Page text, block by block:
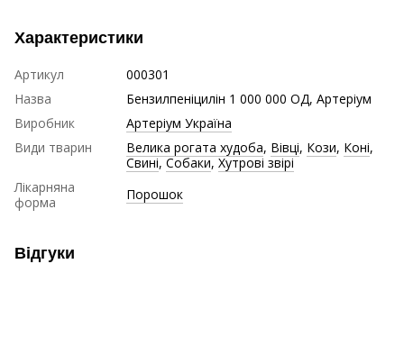
Характеристики
Артикул
000301
Назва
Бензилпеніцилін 1 000 000 ОД, Артеріум
Виробник
Артеріум Україна
Види тварин
Велика рогата худоба, Вівці, Кози, Коні,
Свині, Собаки, Хутрові звірі
Лікарняна
форма
Порошок
Відгуки